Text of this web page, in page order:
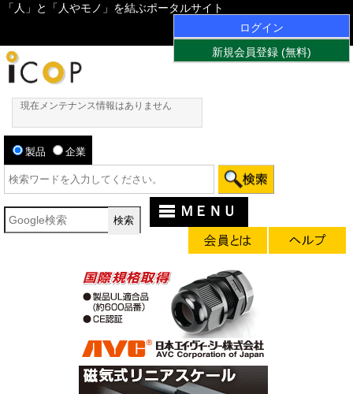
「人」と「人やモノ」を結ぶポータルサイト
ログイン
新規会員登録 (無料)
現在メンテナンス情報はありません
製品 企業
ＭＥＮＵ